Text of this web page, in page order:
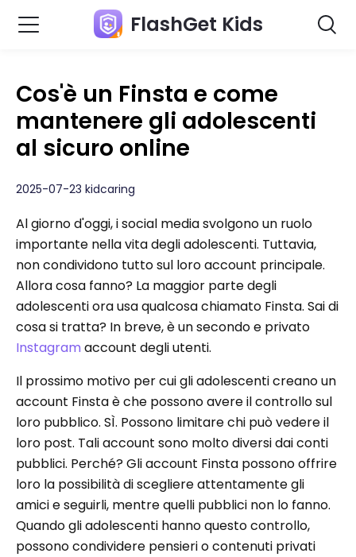
FlashGet Kids
Cos'è un Finsta e come
mantenere gli adolescenti
al sicuro online
2025-07-23 kidcaring
Al giorno d'oggi, i social media svolgono un ruolo
importante nella vita degli adolescenti. Tuttavia,
non condividono tutto sul loro account principale.
Allora cosa fanno? La maggior parte degli
adolescenti ora usa qualcosa chiamato Finsta. Sai di
cosa si tratta? In breve, è un secondo e privato
Instagram account degli utenti.
Il prossimo motivo per cui gli adolescenti creano un
account Finsta è che possono avere il controllo sul
loro pubblico. SÌ. Possono limitare chi può vedere il
loro post. Tali account sono molto diversi dai conti
pubblici. Perché? Gli account Finsta possono offrire
loro la possibilità di scegliere attentamente gli
amici e seguirli, mentre quelli pubblici non lo fanno.
Quando gli adolescenti hanno questo controllo,
possono condividere pensieri o contenuti privati